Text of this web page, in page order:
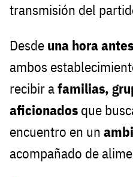
transmisión del
Desde una hora
ambos
recibir afamilias,
aficionados que
encuentro en un
acompañado de